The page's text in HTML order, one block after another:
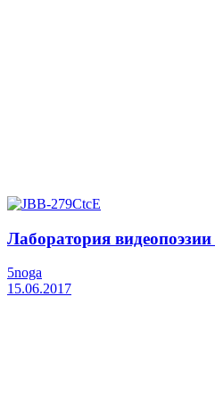
Лаборатория
5noga
15.06.2017